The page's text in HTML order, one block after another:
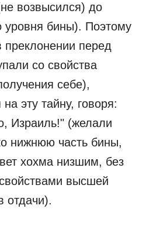
возвысился) до
бины). Поэтому
преклонении перед
со свойства
себе),
эту тайну, говоря:
Израиль!" (желали
нижнюю часть бины,
хохма низшим, без
высшей
отдачи).